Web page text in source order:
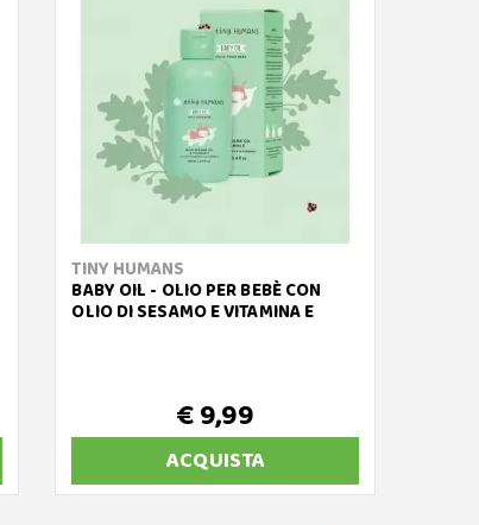
TINY HUMANS
BABY OIL - OLIO PER BEBÈ CON
OLIO DI SESAMO E VITAMINA E
€ 9,99
ACQUISTA